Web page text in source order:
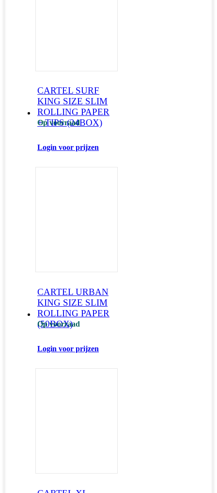
CARTEL SURF
KING SIZE SLIM
ROLLING PAPER
+ TIPS (24BOX)
Op voorraad
Login voor prijzen
CARTEL URBAN
KING SIZE SLIM
ROLLING PAPER
(50BOX)
Op voorraad
Login voor prijzen